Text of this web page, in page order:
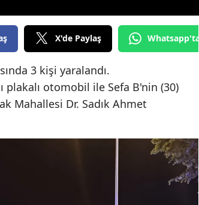
Edirne
Elazığ
Erzurum
Gaziantep
Giresun
Gümüşhane
X'de Paylaş
3 kişi yaralandı.
plakalı otomobil ile Sefa B'nin (30)
Mahallesi Dr. Sadık Ahmet